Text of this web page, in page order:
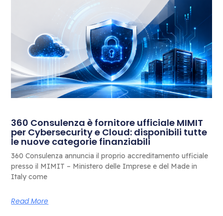
360 Consulenza è fornitore ufficiale MIMIT
per Cybersecurity e Cloud: disponibili tutte
le nuove categorie finanziabili
360 Consulenza annuncia il proprio accreditamento ufficiale
presso il MIMIT – Ministero delle Imprese e del Made in
Italy come
Read More